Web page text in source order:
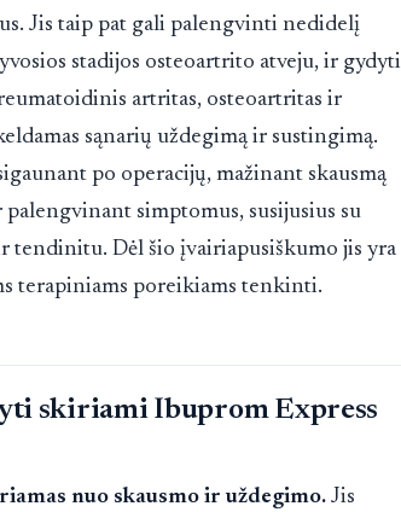
Jis taip pat gali palengvinti nedidelį
stadijos osteoartrito atveju, ir gydyti
artritas, osteoartritas ir
sąnarių uždegimą ir sustingimą.
po operacijų, mažinant skausmą
simptomus, susijusius su
tendinitu. Dėl šio įvairiapusiškumo jis yra
terapiniams poreikiams tenkinti.
skiriami Ibuprom Express
nuo skausmo ir uždegimo. Jis